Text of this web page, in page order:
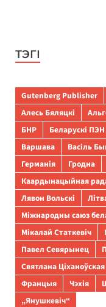
ТЭГІ
Gutenberg Publisher
Алесь Бяляцкі
БНР
Беларускі ПЭН
Варшава
Васіль
Германія
Гродна
Каардынацыйная
Лявон Вольскі
Міжнародны саюз
Мікалай Статкевіч
Павел Севярынец
Святлана Ціханоўская
Францыя
Чэхія
„Янушкевіч“